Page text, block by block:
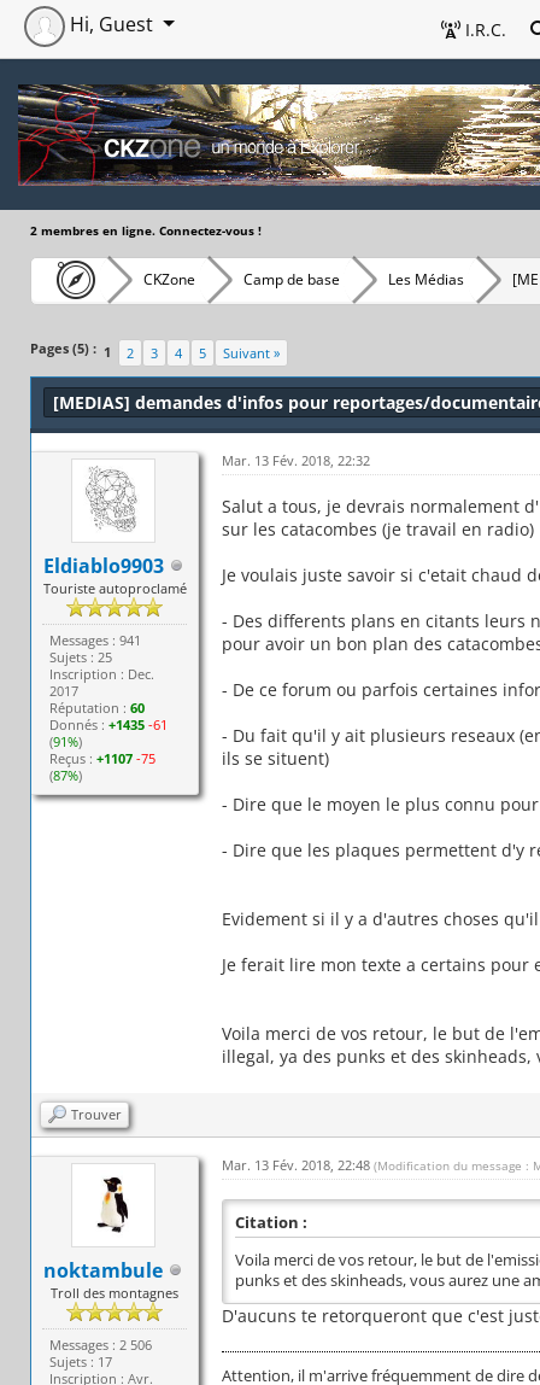
I.R.C.
Hi, Guest
2 membres en ligne. Connectez-vous !
CKZone Camp de base Les Médias
Pages (5) : 1 2 3 4 5 Suivant »
[MEDIAS] demandes d'infos pour reportages/
Eldiablo9903
Touriste autoproclamé
Messages : 941
Sujets : 25
Inscription : Dec.
2017
Réputation :60
Donnés :+1435 -61
(91%)
Reçus :+1107 -75
(87%)
Mar. 13 Fév. 2018, 22:32
Salut a tous, je devrais normalement
sur les catacombes (je travail en radio)
Je voulais juste savoir si c'etait chaud
- Des differents plans en citants leurs
pour avoir un bon plan des
- De ce forum ou parfois certaines
- Du fait qu'il y ait plusieurs reseaux
ils se situent)
- Dire que le moyen le plus connu
- Dire que les plaques permettent d'y
Evidement si il y a d'autres choses
Je ferait lire mon texte a certains
Voila merci de vos retour, le but de
illegal, ya des punks et des
Trouver
noktambule
Troll des montagnes
Messages : 2 506
Sujets : 17
Inscription : Avr.
Mar. 13 Fév. 2018, 22:48 (Modification du message :
Citation :
Voila merci de vos retour, le but de
punks et des skinheads, vous aurez une
D'aucuns te retorqueront que c'est
Attention, il m'arrive fréquemment de dire